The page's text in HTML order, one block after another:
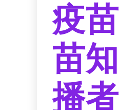
疫
苗
播